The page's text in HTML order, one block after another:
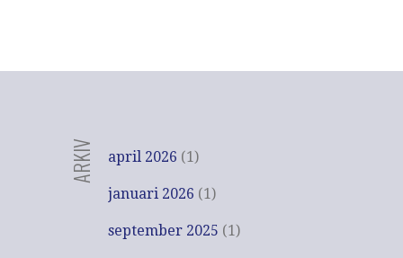
ARKIV april 2026 (1)
januari 2026 (1)
september 2025 (1)